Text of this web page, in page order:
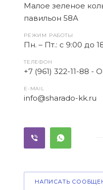
Малое зеленое
павильон 58А
РЕЖИМ РАБОТЫ
Пн. – Пт.: с 9:00 до
ТЕЛЕФОН
+7 (961) 322-11-88 -
E-MAIL
info@sharado-kk.ru
НАПИСАТЬ